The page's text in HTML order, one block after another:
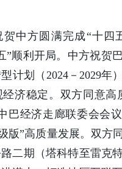
中方圆满完成“十四
”顺利开局。中方祝贺
计划（2024－2029年
济稳定。双方同意高
巴经济走廊联委会会
版”高质量发展。双方
二期（塔科特至雷克